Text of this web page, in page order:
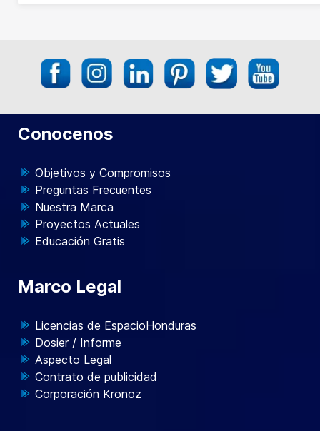
Conocenos
Objetivos y Compromisos
Preguntas Frecuentes
Nuestra Marca
Proyectos Actuales
Educación Gratis
Marco Legal
Licencias de EspacioHonduras
Dosier / Informe
Aspecto Legal
Contrato de publicidad
Corporación Kronoz